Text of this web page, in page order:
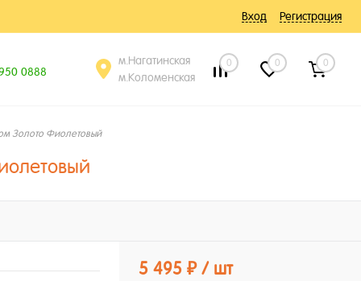
Вход Регистрация
0888
м.Нагатинская
м.Коломенская
0 0 0
Золото Фиолетовый
5 495 ₽ / шт